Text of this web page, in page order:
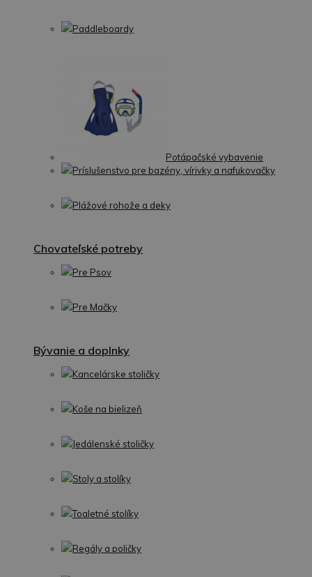
Paddleboardy
Potápačské vybavenie
Príslušenstvo pre bazény, vírivky a nafukovačky
Plážové rohože a deky
Chovateľské potreby
Pre Psov
Pre Mačky
Bývanie a doplnky
Kancelárske stoličky
Koše na bielizeň
Jedálenské stoličky
Stoly a stolíky
Toaletné stolíky
Regály a poličky